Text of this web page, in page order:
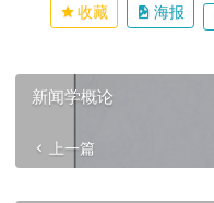
收藏 海报
新闻学概论
上一篇